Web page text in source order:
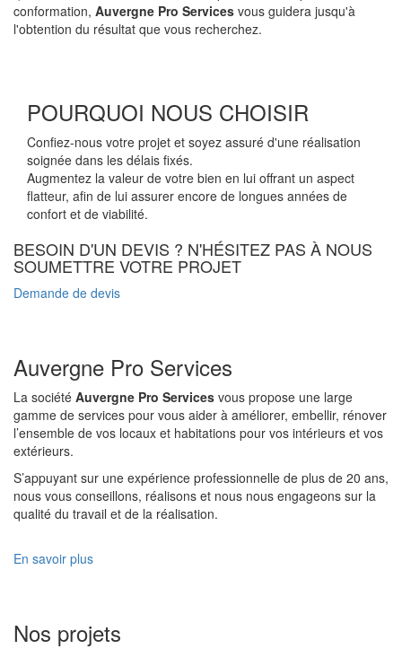
conformation, Auvergne Pro Services vous guidera jusqu'à
l'obtention du résultat que vous recherchez.
POURQUOI NOUS CHOISIR
Confiez-nous votre projet et soyez assuré d'une réalisation
soignée dans les délais fixés.
Augmentez la valeur de votre bien en lui offrant un aspect
flatteur, afin de lui assurer encore de longues années de
confort et de viabilité.
BESOIN D'UN DEVIS ? N'HÉSITEZ PAS À NOUS
SOUMETTRE VOTRE PROJET
Demande de devis
Auvergne Pro Services
La société Auvergne Pro Services vous propose une large
gamme de services pour vous aider à améliorer, embellir, rénover
l’ensemble de vos locaux et habitations pour vos intérieurs et vos
extérieurs.
S’appuyant sur une expérience professionnelle de plus de 20 ans,
nous vous conseillons, réalisons et nous nous engageons sur la
qualité du travail et de la réalisation.
En savoir plus
Nos projets